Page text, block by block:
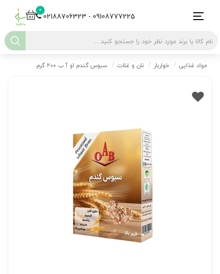
0
02188706323 - 09108777225
مواد غذایی خواربار نان و غلات سبوس گندم او آ ب 200 گرم